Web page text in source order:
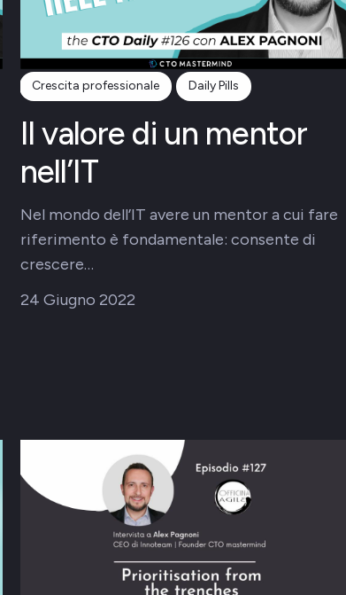
Crescita professionale Daily Pills
Il valore di un mentor
nell’IT
Nel mondo dell’IT avere un mentor a cui fare
riferimento è fondamentale: consente di
crescere…
24 Giugno 2022